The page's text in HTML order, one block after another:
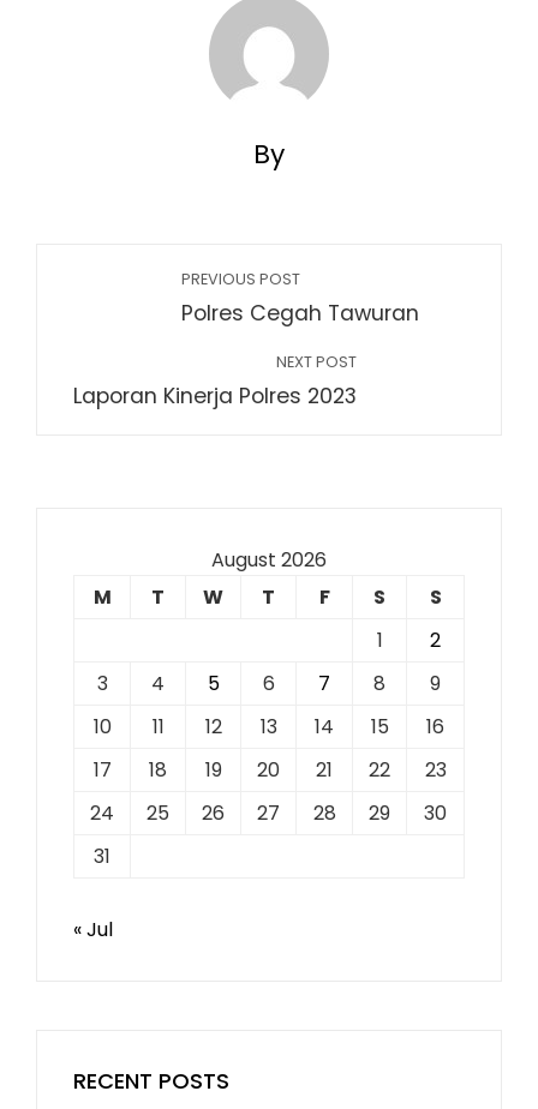
By
PREVIOUS POST
Polres Cegah Tawuran
NEXT POST
Laporan Kinerja Polres 2023
August 2026
M
T W T F S
S
1
2
3
4 5 6 7 8
9
10
11 12 13 14 15
16
17
18 19 20 21 22
23
24
25 26 27 28 29
30
31
« Jul
RECENT POSTS